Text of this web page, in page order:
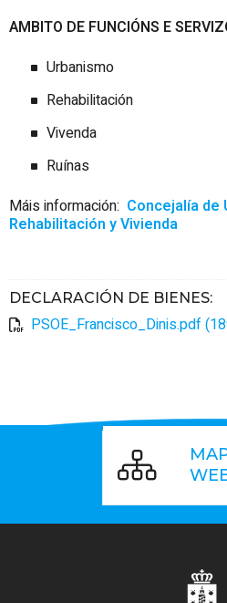
AMBITO DE FUNCIÓNS E
Urbanismo
Rehabilitación
Vivenda
Ruínas
Máis información: Concejalía de
Rehabilitación y Vivienda
DECLARACIÓN DE BIENES:
PSOE_Francisco_Dinis.pdf